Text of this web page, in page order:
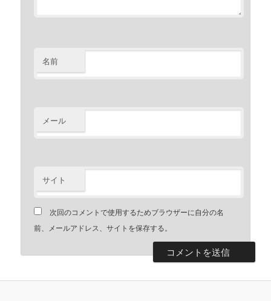
名前
メール
サイト
次回のコメントで使用するためブラウザーに自分の名
前、メールアドレス、サイトを保存する。